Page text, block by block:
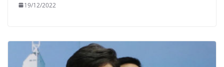
19/12/2022